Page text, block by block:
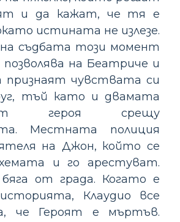
и да кажат, че тя е
истината не излезе.
съдбата този момент
позволява на Беатриче и
признаят чувствата си
тъй като и двамата
героя срещу
Местната полиция
на Джон, който се
и го арестуват.
от града. Когато е
Клаудио все
че Героят е мъртъв.